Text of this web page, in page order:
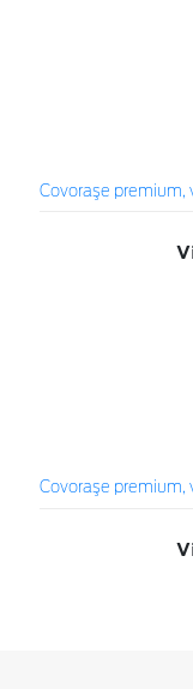
Covoraşe premium,
Covoraşe premium,